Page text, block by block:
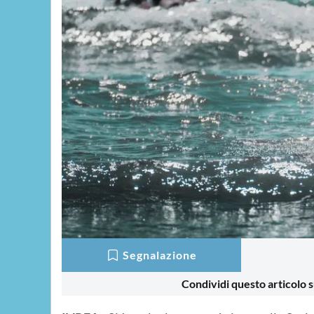
Segnalazione
Condividi questo articolo